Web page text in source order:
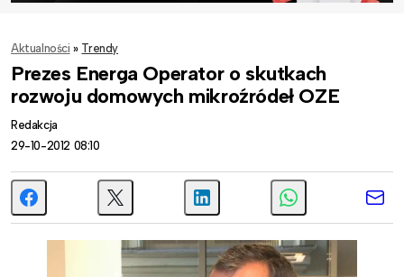
Aktualności » Trendy
Prezes Energa Operator o skutkach
rozwoju domowych mikroźródeł OZE
Redakcja
29-10-2012 08:10